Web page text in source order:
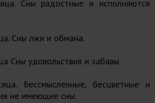
Сны радостные и исполняются
Сны лжи и обмана.
Сны удовольствия и забавы.
Бессмысленные, бесцветные и
не имеющие сны.